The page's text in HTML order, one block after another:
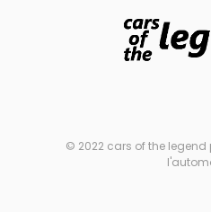
© 2022 cars of the